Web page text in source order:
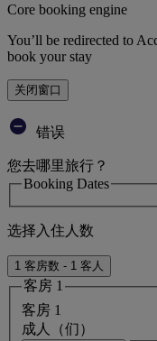
Core booking engine
You’ll be redirected to
book your stay
关闭窗口
错误
您去哪里旅行？
Booking Dates
选择入住人数
1 客房数 - 1 客人
客房 1
客房 1
成人（们）